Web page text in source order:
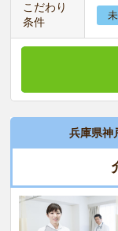
こだわり
条件
兵庫県神